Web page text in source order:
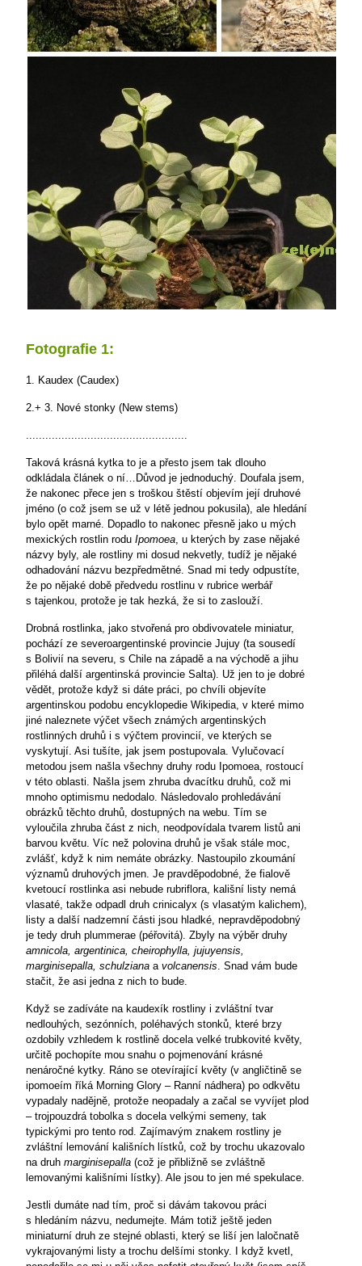
Fotografie 1:
1. Kaudex (Caudex)
2.+ 3. Nové stonky (New stems)
..................................................
Taková krásná kytka to je a přesto jsem tak dlouho
odkládala článek o ní…Důvod je jednoduchý. Doufala jsem,
že nakonec přece jen s troškou štěstí objevím její druhové
jméno (o což jsem se už v létě jednou pokusila), ale hledání
bylo opět marné. Dopadlo to nakonec přesně jako u mých
mexických rostlin rodu Ipomoea, u kterých by zase nějaké
názvy byly, ale rostliny mi dosud nekvetly, tudíž je nějaké
odhadování názvu bezpředmětné. Snad mi tedy odpustíte,
že po nějaké době předvedu rostlinu v rubrice werbář
s tajenkou, protože je tak hezká, že si to zaslouží.
Drobná rostlinka, jako stvořená pro obdivovatele miniatur,
pochází ze severoargentinské provincie Jujuy (ta sousedí
s Bolivií na severu, s Chile na západě a na východě a jihu
přiléhá další argentinská provincie Salta). Už jen to je dobré
vědět, protože když si dáte práci, po chvíli objevíte
argentinskou podobu encyklopedie Wikipedia, v které mimo
jiné naleznete výčet všech známých argentinských
rostlinných druhů i s výčtem provincií, ve kterých se
vyskytují. Asi tušíte, jak jsem postupovala. Vylučovací
metodou jsem našla všechny druhy rodu Ipomoea, rostoucí
v této oblasti. Našla jsem zhruba dvacítku druhů, což mi
mnoho optimismu nedodalo. Následovalo prohledávání
obrázků těchto druhů, dostupných na webu. Tím se
vyloučila zhruba část z nich, neodpovídala tvarem listů ani
barvou květu. Víc než polovina druhů je však stále moc,
zvlášť, když k nim nemáte obrázky. Nastoupilo zkoumání
významů druhových jmen. Je pravděpodobné, že fialově
kvetoucí rostlinka asi nebude rubriflora, kališní listy nemá
vlasaté, takže odpadl druh crinicalyx (s vlasatým kalichem),
listy a další nadzemní části jsou hladké, nepravděpodobný
je tedy druh plummerae (péřovitá). Zbyly na výběr druhy
amnicola, argentinica, cheirophylla, jujuyensis,
marginisepalla, schulziana a volcanensis. Snad vám bude
stačit, že asi jedna z nich to bude.
Když se zadíváte na kaudexík rostliny i zvláštní tvar
nedlouhých, sezónních, poléhavých stonků, které brzy
ozdobily vzhledem k rostlině docela velké trubkovité květy,
určitě pochopíte mou snahu o pojmenování krásné
nenáročné kytky. Ráno se otevírající květy (v angličtině se
ipomoeím říká Morning Glory – Ranní nádhera) po odkvětu
vypadaly nadějně, protože neopadaly a začal se vyvíjet plod
– trojpouzdrá tobolka s docela velkými semeny, tak
typickými pro tento rod. Zajímavým znakem rostliny je
zvláštní lemování kališních lístků, což by trochu ukazovalo
na druh marginisepalla (což je přibližně se zvláštně
lemovanými kališními lístky). Ale jsou to jen mé spekulace.
Jestli dumáte nad tím, proč si dávám takovou práci
s hledáním názvu, nedumejte. Mám totiž ještě jeden
miniaturní druh ze stejné oblasti, který se liší jen laločnatě
vykrajovanými listy a trochu delšími stonky. I když kvetl,